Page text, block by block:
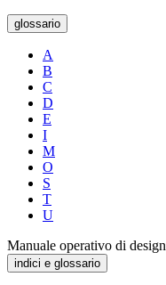
glossario
A
B
C
D
E
I
M
O
S
T
U
Manuale operativo di design
indici e glossario